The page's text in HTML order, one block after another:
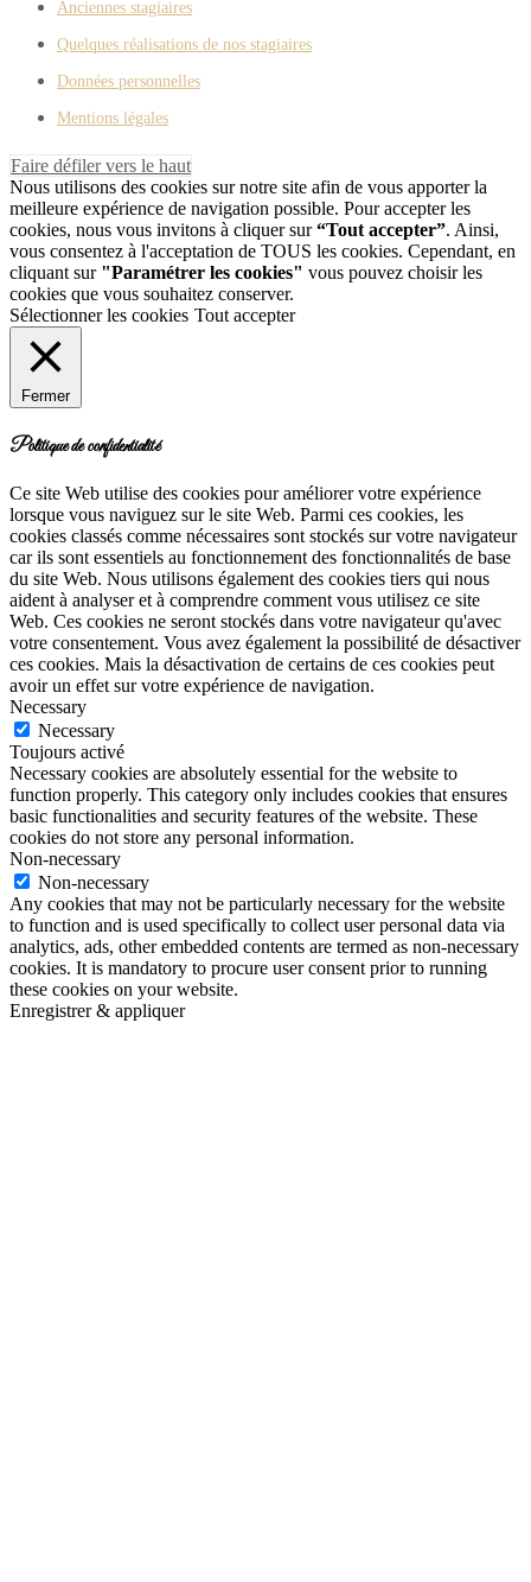
Anciennes stagiaires
Quelques réalisations de nos stagiaires
Données personnelles
Mentions légales
Faire défiler vers le haut
Nous utilisons des cookies sur notre site afin de vous apporter la
meilleure expérience de navigation possible. Pour accepter les
cookies, nous vous invitons à cliquer sur“Tout accepter”. Ainsi,
vous consentez à l'acceptation de TOUS les cookies. Cependant, en
cliquant sur "Paramétrer les cookies" vous pouvez choisir les
cookies que vous souhaitez conserver.
Sélectionner les cookies Tout accepter
Fermer
Politique de confidentialité
Ce site Web utilise des cookies pour améliorer votre expérience
lorsque vous naviguez sur le site Web. Parmi ces cookies, les
cookies classés comme nécessaires sont stockés sur votre navigateur
car ils sont essentiels au fonctionnement des fonctionnalités de base
du site Web. Nous utilisons également des cookies tiers qui nous
aident à analyser et à comprendre comment vous utilisez ce site
Web. Ces cookies ne seront stockés dans votre navigateur qu'avec
votre consentement. Vous avez également la possibilité de désactiver
ces cookies. Mais la désactivation de certains de ces cookies peut
avoir un effet sur votre expérience de navigation.
Necessary
Necessary
Toujours activé
Necessary cookies are absolutely essential for the website to
function properly. This category only includes cookies that ensures
basic functionalities and security features of the website. These
cookies do not store any personal information.
Non-necessary
Non-necessary
Any cookies that may not be particularly necessary for the website
to function and is used specifically to collect user personal data via
analytics, ads, other embedded contents are termed as non-necessary
cookies. It is mandatory to procure user consent prior to running
these cookies on your website.
Enregistrer & appliquer